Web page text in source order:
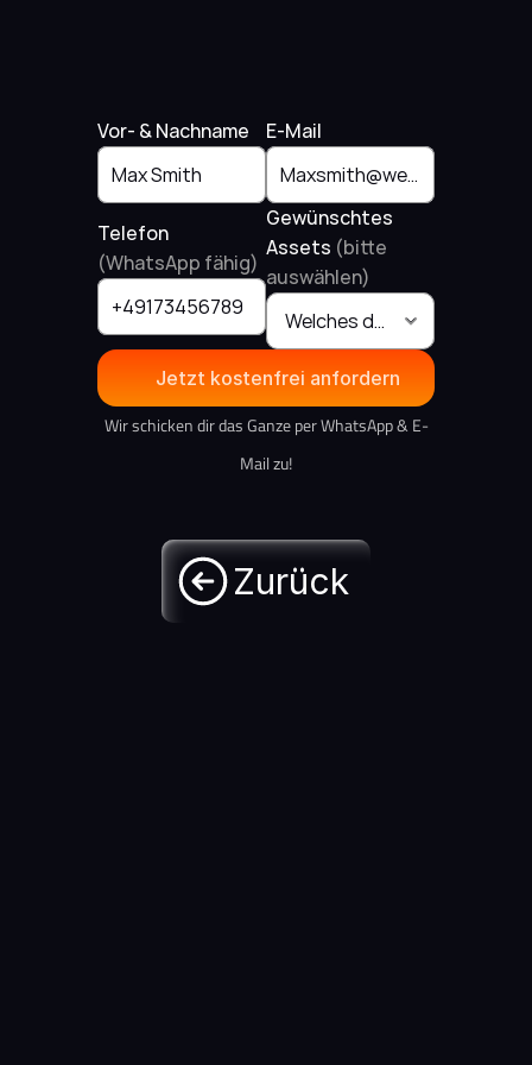
Vor- & Nachname E-Mail
(WhatsApp fähig)
Gewünschtes
Assets (bitte
auswählen)
Jetzt kostenfrei anfordern
Wir schicken dir das Ganze per WhatsApp & E-
Mail zu!
Zurück